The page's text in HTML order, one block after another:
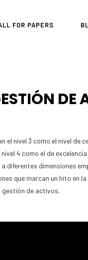
FOR PAPERS
DE
el nivel 3 como el nivel de
4 como el de excelencia
diferentes dimensiones
que marcan un hito en la
gestión de activos.